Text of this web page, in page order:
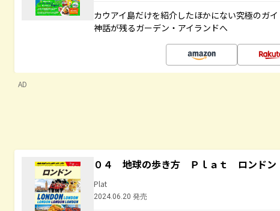
カウアイ島だけを紹介したほかにない究極のガ
神話が残るガーデン・アイランドへ
AD
０４ 地球の歩き方 Ｐｌａｔ ロンドン
Plat
2024.06.20 発売